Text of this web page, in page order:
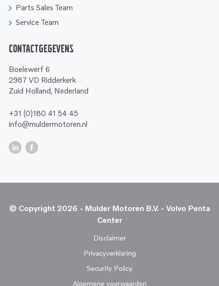
Parts Sales Team
Service Team
Contactgegevens
Boelewerf 6
2987 VD Ridderkerk
Zuid Holland, Nederland
+31 (0)180 41 54 45
info@muldermotoren.nl
© Copyright 2026 - Mulder Motoren B.V. - Volvo Penta
Center
Disclaimer
Privacyverklaring
Security Policy
Algemene voorwaarden